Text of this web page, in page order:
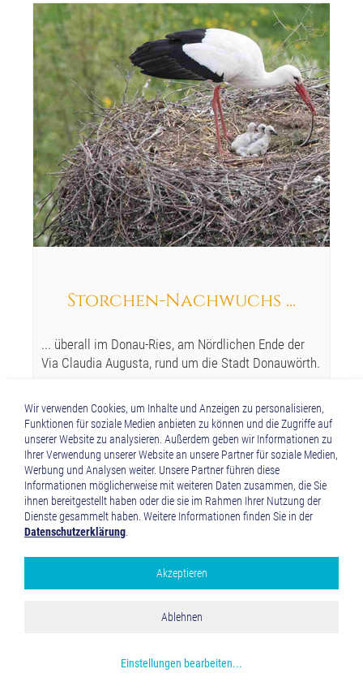
Storchen-Nachwuchs ...
... überall im Donau-Ries, am Nördlichen Ende der
Via Claudia Augusta, rund um die Stadt Donauwörth.
Google Analytics
Wir verwenden Cookies, um Inhalte und Anzeigen zu personalisieren,
Funktionen für soziale Medien anbieten zu können und die Zugriffe auf
unserer Website zu analysieren. Außerdem geben wir Informationen zu
Ihrer Verwendung unserer Website an unsere Partner für soziale Medien,
Werbung und Analysen weiter. Unsere Partner führen diese
Informationen möglicherweise mit weiteren Daten zusammen, die Sie
ihnen bereitgestellt haben oder die sie im Rahmen Ihrer Nutzung der
Dienste gesammelt haben. Weitere Informationen finden Sie in der
Datenschutzerklärung
Einstellungen bearbeiten...
Ablehnen
Akzeptieren